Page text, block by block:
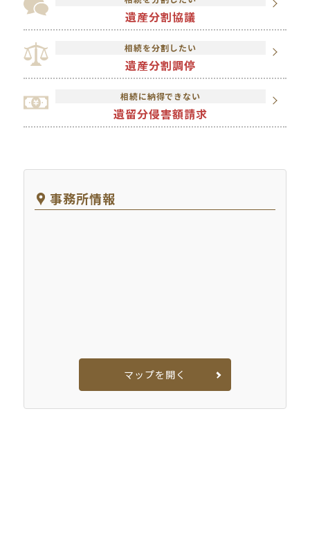
遺産分割協議
相続を分割したい
遺産分割調停
相続に納得できない
遺留分侵害額請求
事務所情報
マップを開く